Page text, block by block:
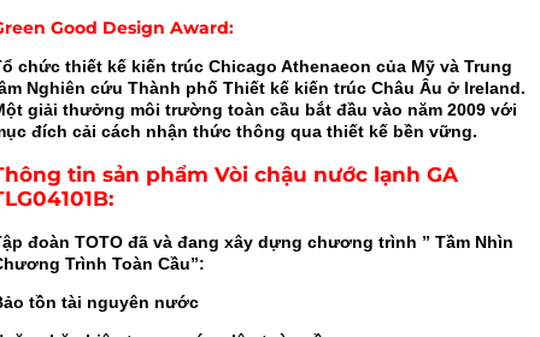
Good Design Award:
chức thiết kế kiến trúc Chicago Athenaeon của Mỹ và Trung
Nghiên cứu Thành phố Thiết kế kiến trúc Châu Âu ở Ireland.
giải thưởng môi trường toàn cầu bắt đầu vào năm 2009 với
đích cải cách nhận thức thông qua thiết kế bền vững.
tin sản phẩm Vòi chậu nước lạnh GA
:
đoàn TOTO đã và đang xây dựng chương trình ” Tầm Nhìn
Trình Toàn Cầu”:
tồn tài nguyên nước